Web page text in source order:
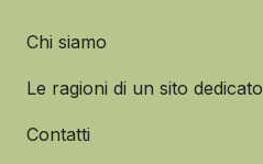
Chi siamo
Le ragioni di un sito dedicato
Contatti